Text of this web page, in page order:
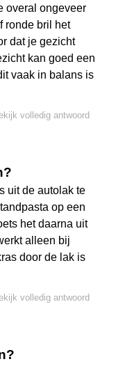
overal ongeveer
ronde bril het
dat je gezicht
kan goed een
vaak in balans is
volledig antwoord
uit de autolak te
op een
het daarna uit
alleen bij
door de lak is
volledig antwoord